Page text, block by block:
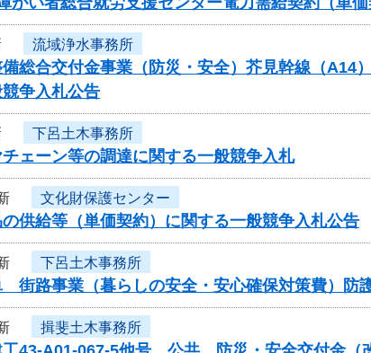
流域浄水事務所
総合交付金事業（防災・安全）芥見幹線（A14
争入札公告
下呂土木事務所
ェーン等の調達に関する一般競争入札
文化財保護センター
供給等（単価契約）に関する一般競争入札公告
下呂土木事務所
街路事業（暮らしの安全・安心確保対策費）防
揖斐土木事務所